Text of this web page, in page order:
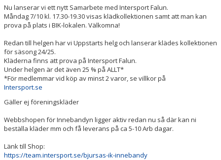
BILDGALLERI
KONTAKT
KALENDER
Nu lanserar vi ett nytt Samarbete med Intersport Falun.
Måndag 7/10 kl. 17.30-19.30 visas klädkollektionen samt att man kan
prova på plats i BIK-lokalen. Välkomna!
Redan till helgen har vi Uppstarts helg och lanserar klädes kollektionen
för säsong 24/25.
Kläderna finns att prova på Intersport Falun.
Under helgen är det även 25 % på ALLT*
*För medlemmar vid köp av minst 2 varor, se villkor på
Intersport.se
Gäller ej föreningskläder
Webbshopen för Innebandyn ligger aktiv redan nu så där kan ni
beställa kläder mm och få leverans på ca 5-10 Arb dagar.
Länk till Shop:
https://team.intersport.se/bjursas-ik-innebandy